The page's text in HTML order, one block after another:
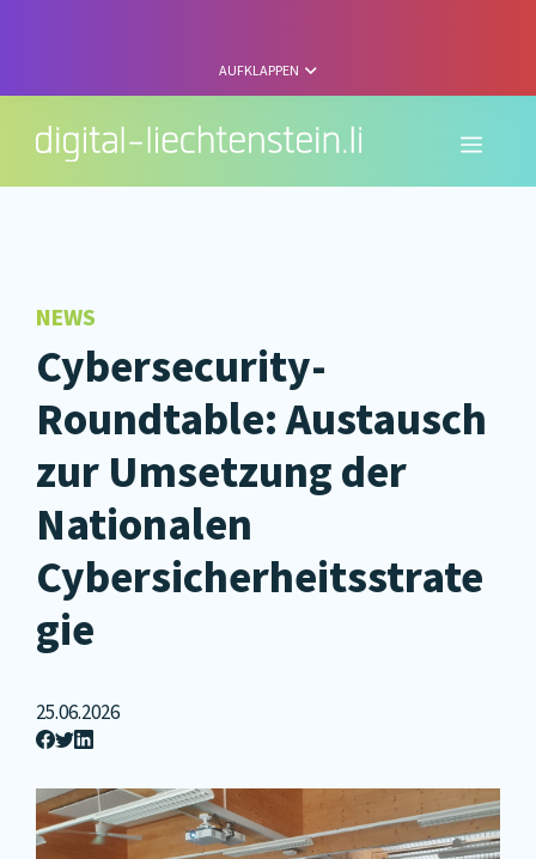
AUFKLAPPEN
Menü
NEWS
Cybersecurity-
Roundtable: Austausch
zur Umsetzung der
Nationalen
Cybersicherheitsstrate
gie
25.06.2026